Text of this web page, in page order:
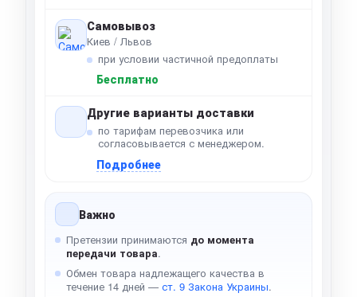
Самовывоз
Киев / Львов
при условии частичной предоплаты
Бесплатно
Другие варианты доставки
по тарифам перевозчика или
согласовывается с менеджером.
Подробнее
Важно
Претензии принимаются до момента
передачи товара.
Обмен товара надлежащего качества в
течение 14 дней — ст. 9 Закона Украины.